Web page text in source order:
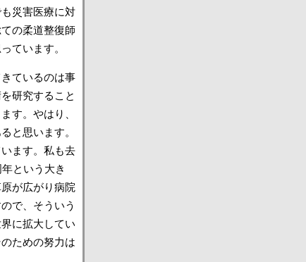
災害医療に対
の柔道整復師
ています。
ているのは事
研究すること
す。やはり、
と思います。
ます。私も去
という大き
が広がり病院
で、そういう
に拡大してい
ための努力は